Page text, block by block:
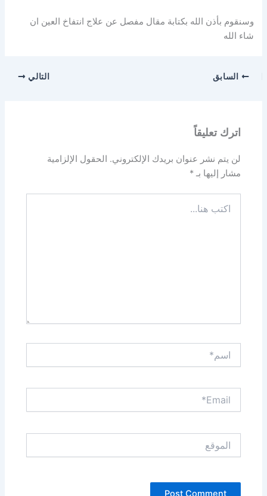
وسنقوم بأذن الله بكتابة مقال مفصل عن علاج انتفاخ العين ان
شاء الله
السابق التالي
اترك تعليقاً
لن يتم نشر عنوان بريدك الإلكتروني. الحقول الإلزامية
مشار إليها بـ*
هنا...